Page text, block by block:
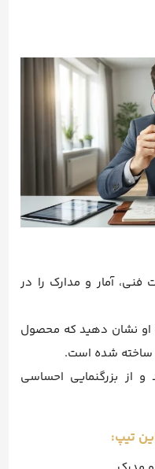
فنی، آمار و مدارک را در
او نشان دهید که محصول
ساخته شده است.
از بزرگنمایی احساسی
تیپ: